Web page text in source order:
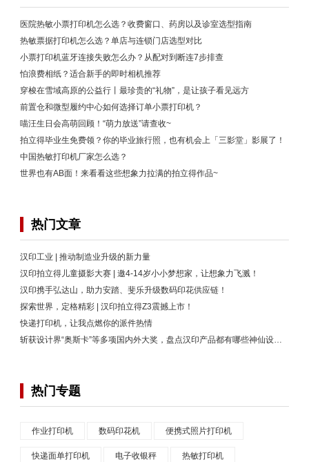
医院热敏小票打印机怎么选？收费窗口、药房以及诊室选型指南
热敏票据打印机怎么选？单店与连锁门店选型对比
小票打印机蓝牙连接失败怎么办？从配对到断连7步排查
怕浪费相纸？适合新手的即时相机推荐
穿梭在雪域高原的公益行丨最珍贵的“礼物”，是让孩子看见远方
前置仓和微型履约中心如何选择订单小票打印机？
喵汪生日会高萌回顾！“萌力放送”请查收~
拍立得毕业生免费领？你的毕业旅行照，也有机会上「三影堂」影展了！
中国热敏打印机厂家怎么选？
世界也有AB面！来看看这些想象力拉满的拍立得作品~
热门文章
汉印工业 | 推动制造业升级的新力量
汉印拍立得儿童摄影大赛 | 邀4-14岁小小梦想家，让想象力飞溅！
汉印携手弘达山，助力安踏、斐乐升级数码印花供应链！
探索世界，定格精彩 | 汉印拍立得Z3震撼上市！
快递打印机，让我点燃你的派件热情
斩获设计界“奥斯卡”等多项国内外大奖，盘点汉印产品都有哪些神仙设计！
热门专题
作业打印机 数码印花机 便携式照片打印机
快递面单打印机 电子收银秤 热敏打印机